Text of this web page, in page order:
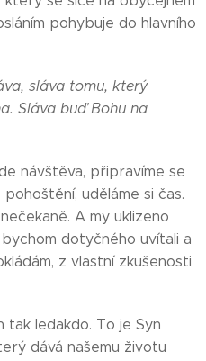
pohybuje do hlavního
sláva tomu, který
Sláva buď Bohu na
návštěva, připravíme se
uděláme si čas.
A my uklizeno
bychom dotyčného uvítali a
z vlastní zkušenosti
tak ledakdo. To je Syn
dává našemu životu